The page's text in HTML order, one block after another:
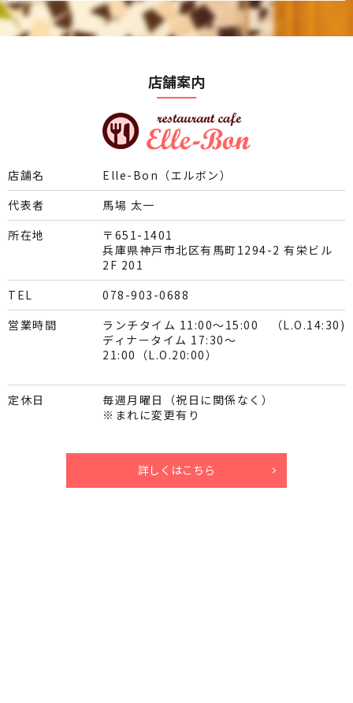
店舗案内
店舗名
Elle-Bon（エルボン）
代表者
馬場 太一
所在地
〒651-1401
兵庫県神戸市北区有馬町1294-2 有栄ビル
2F 201
TEL
078-903-0688
営業時間
ランチタイム 11:00～15:00 （L.O.14:30)
ディナータイム 17:30～
21:00（L.O.20:00）
定休日
毎週月曜日（祝日に関係なく）
※まれに変更有り
詳しくはこちら